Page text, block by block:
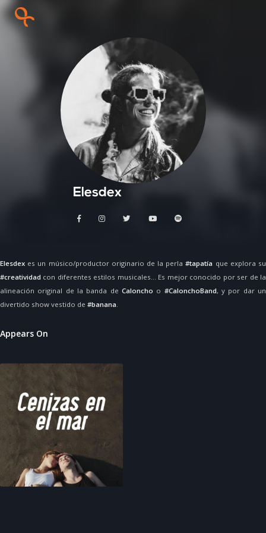
Elesdex
Elesdex es un músico/productor originario de la perla#tapatía que explora su
#creatividad con diferentes estilos musicales... Es mejor conocido por ser de la
alineación original de la banda de Caloncho o #CalonchoBand, y por dar un
divertido show vestido de #banana.
Appears On